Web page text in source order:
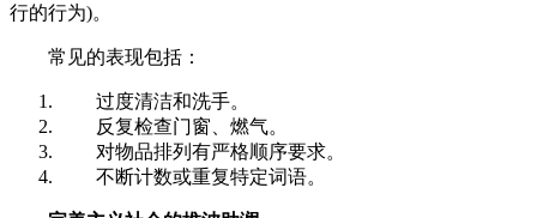
行的行为)。
常见的表现包括：
过度清洁和洗手。
反复检查门窗、燃气。
对物品排列有严格顺序要求。
不断计数或重复特定词语。